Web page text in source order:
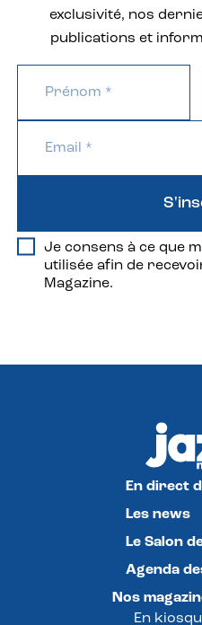
exclusivité, nos
publications et
Je consens à ce que
utilisée afin de
Magazine.
En direct
Les news
Le Salon
Agenda
Nos
En